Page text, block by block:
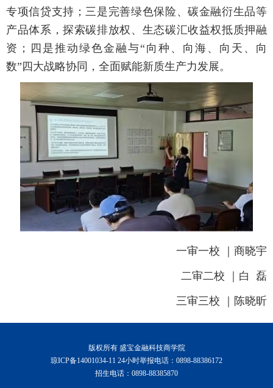
专项信贷支持；三是完善绿色保险、碳金融衍生品等
产品体系，探索碳排放权、生态碳汇收益权抵质押融
资；四是推动绿色金融与“向种、向海、向天、向
数”四大战略协同，全面赋能新质生产力发展。
一审一校 ｜商晓宇
二审二校 ｜白 磊
三审三校 ｜陈晓昕
版权所有 盛宝金融科技商学院
琼ICP备14001034-11 24小时举报电话：0898-88386172
招生电话：0898-88385870